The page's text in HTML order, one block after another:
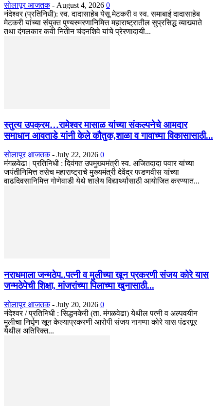
सोलापूर आजतक - August 4, 2026 0
नंदेश्वर (प्रतिनिधी): स्व. दादासाहेब येसू मेटकरी व स्व. समाबाई दादासाहेब
मेटकरी यांच्या संयुक्त पुण्यस्मरणानिमित्त महाराष्ट्रातील सुप्रसिद्ध व्याख्याते
तथा दंगलकार कवी नितीन चंदनशिवे यांचे प्रेरणादायी...
स्तुत्य उपक्रम…रामेश्वर मासाळ यांच्या संकल्पनेचे आमदार
समाधान आवताडे यांनी केले कौतुक,शाळा व गावाच्या विकासासाठी...
सोलापूर आजतक - July 22, 2026 0
मंगळवेढा | प्रतिनिधी : दिवंगत उपमुख्यमंत्री स्व. अजितदादा पवार यांच्या
जयंतीनिमित्त तसेच महाराष्ट्राचे मुख्यमंत्री देवेंद्र फडणवीस यांच्या
वाढदिवसानिमित्त गोणेवाडी येथे शालेय विद्यार्थ्यांसाठी आयोजित करण्यात...
नराधमाला जन्मठेप..पत्नी व मुलीच्या खून प्रकरणी संजय कोरे यास
जन्मठेपेची शिक्षा, मांजरांच्या पिलाच्या खुनासाठी...
सोलापूर आजतक - July 20, 2026 0
नंदेश्वर / प्रतिनिधी : सिद्धनकेरी (ता. मंगळवेढा) येथील पत्नी व अल्पवयीन
मुलीचा निर्घृण खून केल्याप्रकरणी आरोपी संजय नागप्पा कोरे यास पंढरपूर
येथील अतिरिक्त...